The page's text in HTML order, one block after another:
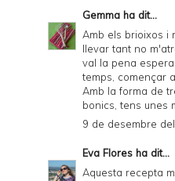
Gemma ha dit...
Amb els brioixos i
llevar tant no
val la pena
temps, començar
Amb la forma de
bonics, tens unes
9 de desembre
Eva Flores ha dit...
Aquesta recepta